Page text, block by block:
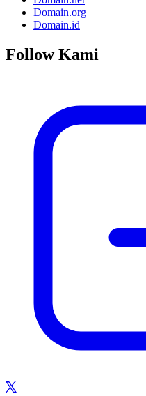
Domain.org
Domain.id
Follow Kami